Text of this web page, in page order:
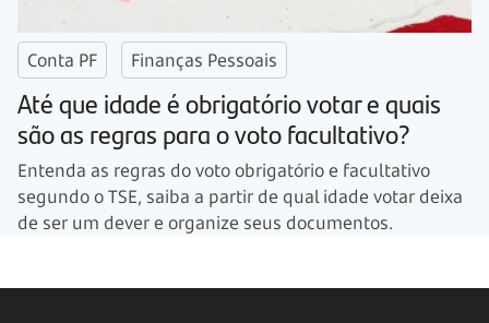
Conta PF Finanças Pessoais
Até que idade é obrigatório votar e quais
são as regras para o voto facultativo?
Entenda as regras do voto obrigatório e facultativo
segundo o TSE, saiba a partir de qual idade votar deixa
de ser um dever e organize seus documentos.